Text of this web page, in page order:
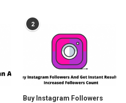
2
Buy Instagram Followers